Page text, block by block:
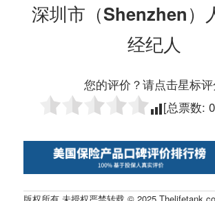
深圳市（Shenzhen）
经纪人
您的评价？请点击星标
[总票数: 0